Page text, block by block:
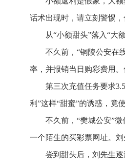
话术出现时，请立刻警惕
从“小额甜头”落入“大
不久前，“铜陵公安在
率，并报销当日购彩费用
第三次充值任务要求
利”这样“甜蜜”的诱惑，竟
不久前，“樊城公安”
一个陌生的买彩票网址。
尝到甜头后，刘先生